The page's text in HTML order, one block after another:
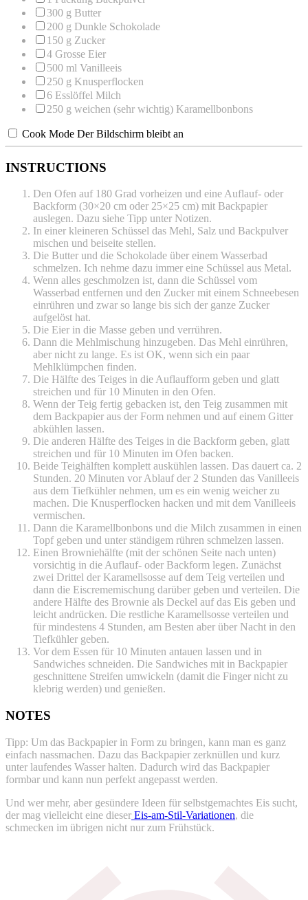
300 g Butter
200 g Dunkle Schokolade
150 g Zucker
4 Grosse Eier
500 ml Vanilleeis
250 g Knusperflocken
6 Esslöffel Milch
250 g weichen (sehr wichtig) Karamellbonbons
Cook Mode Der Bildschirm bleibt an
INSTRUCTIONS
Den Ofen auf 180 Grad vorheizen und eine Auflauf- oder
Backform (30×20 cm oder 25×25 cm) mit Backpapier
auslegen. Dazu siehe Tipp unter Notizen.
In einer kleineren Schüssel das Mehl, Salz und Backpulver
mischen und beiseite stellen.
Die Butter und die Schokolade über einem Wasserbad
schmelzen. Ich nehme dazu immer eine Schüssel aus Metal.
Wenn alles geschmolzen ist, dann die Schüssel vom
Wasserbad entfernen und den Zucker mit einem Schneebesen
einrühren und zwar so lange bis sich der ganze Zucker
aufgelöst hat.
Die Eier in die Masse geben und verrühren.
Dann die Mehlmischung hinzugeben. Das Mehl einrühren,
aber nicht zu lange. Es ist OK, wenn sich ein paar
Mehlklümpchen finden.
Die Hälfte des Teiges in die Auflaufform geben und glatt
streichen und für 10 Minuten in den Ofen.
Wenn der Teig fertig gebacken ist, den Teig zusammen mit
dem Backpapier aus der Form nehmen und auf einem Gitter
abkühlen lassen.
Die anderen Hälfte des Teiges in die Backform geben, glatt
streichen und für 10 Minuten im Ofen backen.
Beide Teighälften komplett auskühlen lassen. Das dauert ca. 2
Stunden. 20 Minuten vor Ablauf der 2 Stunden das Vanilleeis
aus dem Tiefkühler nehmen, um es ein wenig weicher zu
machen. Die Knusperflocken hacken und mit dem Vanilleeis
vermischen.
Dann die Karamellbonbons und die Milch zusammen in einen
Topf geben und unter ständigem rühren schmelzen lassen.
Einen Browniehälfte (mit der schönen Seite nach unten)
vorsichtig in die Auflauf- oder Backform legen. Zunächst
zwei Drittel der Karamellsosse auf dem Teig verteilen und
dann die Eiscrememischung darüber geben und verteilen. Die
andere Hälfte des Brownie als Deckel auf das Eis geben und
leicht andrücken. Die restliche Karamellsosse verteilen und
für mindestens 4 Stunden, am Besten aber über Nacht in den
Tiefkühler geben.
Vor dem Essen für 10 Minuten antauen lassen und in
Sandwiches schneiden. Die Sandwiches mit in Backpapier
geschnittene Streifen umwickeln (damit die Finger nicht zu
klebrig werden) und genießen.
NOTES
Tipp: Um das Backpapier in Form zu bringen, kann man es ganz
einfach nassmachen. Dazu das Backpapier zerknüllen und kurz
unter laufendes Wasser halten. Dadurch wird das Backpapier
formbar und kann nun perfekt angepasst werden.
Und wer mehr, aber gesündere Ideen für selbstgemachtes Eis sucht,
der mag vielleicht eine dieser Eis-am-Stil-Variationen, die
schmecken im übrigen nicht nur zum Frühstück.